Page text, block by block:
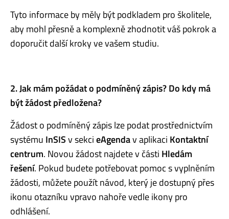
Tyto informace by měly být podkladem pro školitele,
aby mohl přesně a komplexně zhodnotit váš pokrok a
doporučit další kroky ve vašem studiu.
2. Jak mám požádat o podmíněný zápis? Do kdy má
být žádost předložena?
Žádost o podmíněný zápis lze podat prostřednictvím
systému InSISv sekcieAgendav aplikaci Kontaktní
centrum. Novou žádost najdete v části Hledám
řešení. Pokud budete potřebovat pomoc s vyplněním
žádosti, můžete použít návod, který je dostupný přes
ikonu otazníku vpravo nahoře vedle ikony pro
odhlášení.